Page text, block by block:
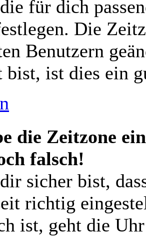
für dich
Die
Benutzern
ist dies ein
die Zeitzone
falsch!
sicher bist,
richtig
ist, geht die